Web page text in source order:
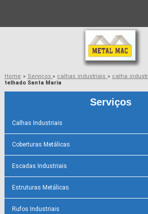
Home » Serviços» calhas industriais » calha
telhado Santa Maria
Serviços
Calhas Industriais
Coberturas Metálicas
Escadas Industriais
Estruturas Metálicas
Rufos Industriais